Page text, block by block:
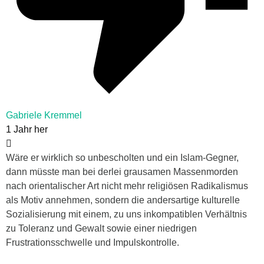
Gabriele Kremmel
1 Jahr her
Wäre er wirklich so unbescholten und ein Islam-Gegner,
dann müsste man bei derlei grausamen Massenmorden
nach orientalischer Art nicht mehr religiösen Radikalismus
als Motiv annehmen, sondern die andersartige kulturelle
Sozialisierung mit einem, zu uns inkompatiblen Verhältnis
zu Toleranz und Gewalt sowie einer niedrigen
Frustrationsschwelle und Impulskontrolle.